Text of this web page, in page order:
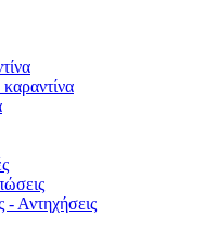
Αντηχήσεις